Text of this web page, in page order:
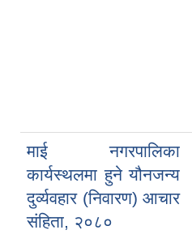
माई नगरपालिका
कार्यस्थलमा हुने यौनजन्य
दुर्व्यवहार (निवारण) आचार
संहिता, २०८०